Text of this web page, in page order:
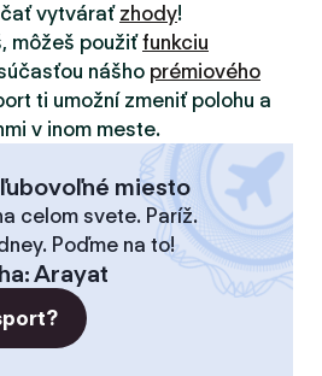
vytváraťzhody!
môžeš použiťfunkciu
nášho prémiového
ti umožní zmeniť polohu a
v inom meste.
miesto
celom svete. Paríž.
Poďme na to!
:Arayat